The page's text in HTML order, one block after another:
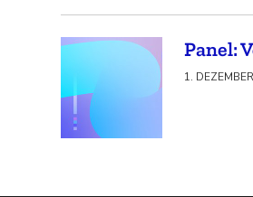
Panel:
1.